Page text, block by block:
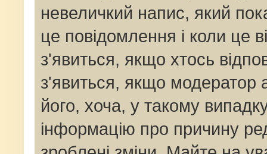
невеличкий напис, який
це повідомлення і коли це
з'явиться, якщо хтось
з'явиться, якщо модератор
його, хоча, у такому
інформацію про причину